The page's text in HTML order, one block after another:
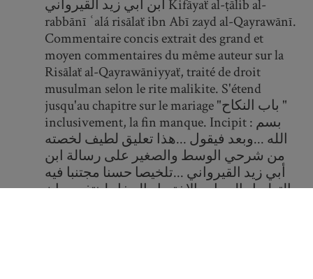
ابن أبي زيد القيرواني Kifāyaẗ al-ṭālib al-
rabbānī ʿalá risālaẗ ibn Abī zayd al-Qayrawānī.
Commentaire concis extrait des grand et
moyen commentaires du même auteur sur la
Risālaẗ al-Qayrawāniyyaẗ, traité de droit
musulman selon le rite malikite. S'étend
jusqu'au chapitre sur le mariage "باب النكاح "
inclusivement, la fin manque. Incipit : بسم
الله ...وبعد فيقول ...هذا تعليق لطيف لخصته
من شرحي الوسط والصغير على رسالة ابن
أبي زيد القيرواني ...تلخيصا حسنا مجتنبا فيه
التطويل الممل والاختصار المخل لينتفع به ان